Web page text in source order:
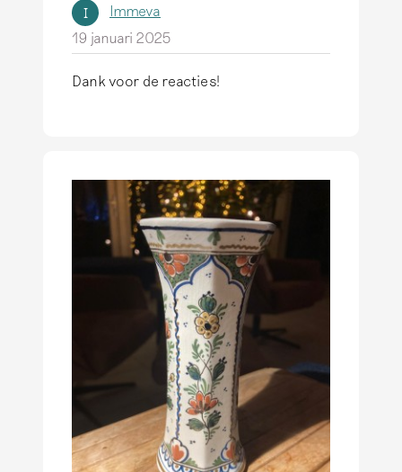
I
Immeva
19 januari 2025
Dank voor de reacties!